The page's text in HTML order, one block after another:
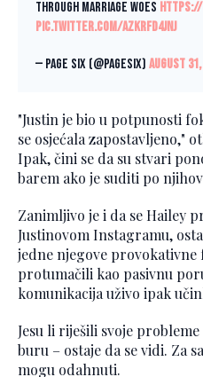
through marriage woes https://
pic.twitter.com/azkrfD4Jnj
— Page Six (@PageSix) August 31,
"Justin je bio u potpunosti
se osjećala zapostavljeno,"
Ipak, čini se da su stvari
barem ako je suditi po
Zanimljivo je i da se Hailey
Justinovom Instagramu,
jedne njegove
protumačili kao pasivnu
komunikacija uživo ipak
Jesu li riješili svoje
buru – ostaje da se vidi. Za
mogu odahnuti.